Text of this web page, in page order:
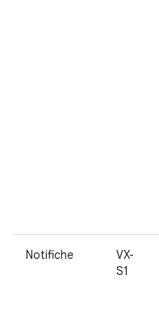
Notifiche
VX-
S1